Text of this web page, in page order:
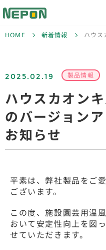
HOME 新着情報 ハウス
2025.02.19 製品情報
ハウスカオン
のバージョン
お知らせ
平素は、弊社製品をご
ございます。
この度、施設園芸用温
おいて安定性向上を図
せていただきます。